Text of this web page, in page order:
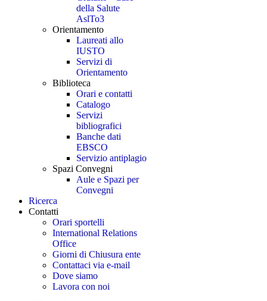
della Salute
AslTo3
Orientamento
Laureati allo
IUSTO
Servizi di
Orientamento
Biblioteca
Orari e contatti
Catalogo
Servizi
bibliografici
Banche dati
EBSCO
Servizio antiplagio
Spazi Convegni
Aule e Spazi per
Convegni
Ricerca
Contatti
Orari sportelli
International Relations
Office
Giorni di Chiusura ente
Contattaci via e-mail
Dove siamo
Lavora con noi